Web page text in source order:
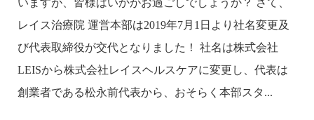
いますが、皆様はいかがお過ごしでしょうか？ さて、
レイス治療院 運営本部は2019年7月1日より社名変更及
び代表取締役が交代となりました！ 社名は株式会社
LEISから株式会社レイスヘルスケアに変更し、代表は
創業者である松永前代表から、おそらく本部スタ...